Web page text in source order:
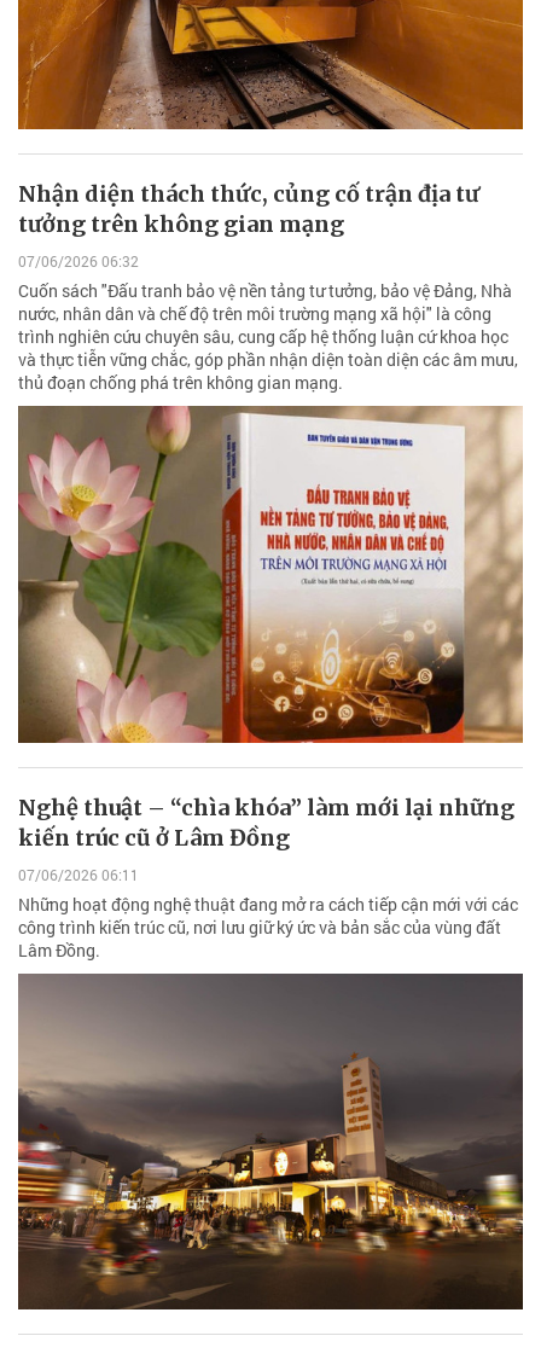
Nhận diện thách thức, củng cố trận địa tư
tưởng trên không gian mạng
07/06/2026 06:32
Cuốn sách "Đấu tranh bảo vệ nền tảng tư tưởng, bảo vệ Đảng, Nhà
nước, nhân dân và chế độ trên môi trường mạng xã hội" là công
trình nghiên cứu chuyên sâu, cung cấp hệ thống luận cứ khoa học
và thực tiễn vững chắc, góp phần nhận diện toàn diện các âm mưu,
thủ đoạn chống phá trên không gian mạng.
Nghệ thuật – “chìa khóa” làm mới lại những
kiến trúc cũ ở Lâm Đồng
07/06/2026 06:11
Những hoạt động nghệ thuật đang mở ra cách tiếp cận mới với các
công trình kiến trúc cũ, nơi lưu giữ ký ức và bản sắc của vùng đất
Lâm Đồng.